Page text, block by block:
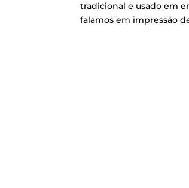
tradicional e usado em
falamos em impressão